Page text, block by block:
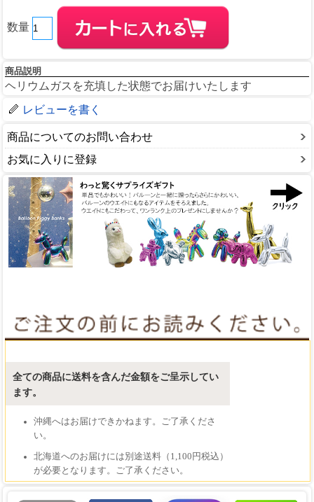
数量
商品説明
ヘリウムガスを充填した状態でお届けいたします
レビューを書く
商品についてのお問い合わせ
お気に入りに登録